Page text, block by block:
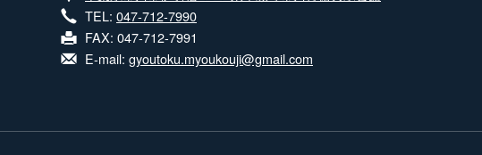
TEL: 047-712-7990
FAX: 047-712-7991
E-mail: gyoutoku.myoukouji@gmail.com